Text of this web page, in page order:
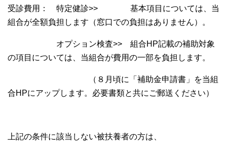
受診費用： 特定健診>> 基本項目については、当
組合が全額負担します（窓口での負担はありません）。
オプション検査>> 組合HP記載の補助対象
の項目については、当組合が費用の一部を負担します。
（８月頃に「補助金申請書」を当組
合HPにアップします。必要書類と共にご郵送ください）
上記の条件に該当しない被扶養者の方は、